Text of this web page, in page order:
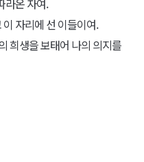
라온 자여.
자리에 선 이들이여.
희생을 보태어 나의 의지를